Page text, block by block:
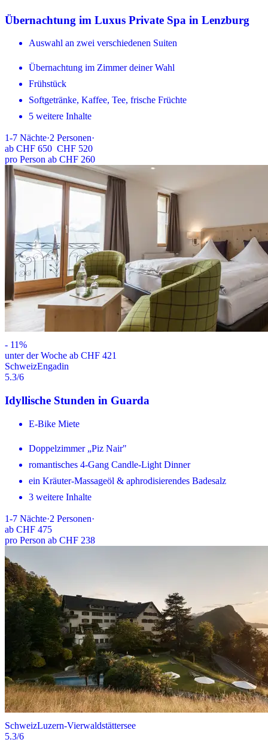
Übernachtung im Luxus Private Spa in Lenzburg
Auswahl an zwei verschiedenen Suiten
Übernachtung im Zimmer deiner Wahl
Frühstück
Softgetränke, Kaffee, Tee, frische Früchte
5 weitere Inhalte
1-7 Nächte·2 Personen·
ab CHF 650 CHF 520
pro Person ab CHF 260
- 11%
unter der Woche ab CHF 421
SchweizEngadin
5.3/6
Idyllische Stunden in Guarda
E-Bike Miete
Doppelzimmer „Piz Nair"
romantisches 4-Gang Candle-Light Dinner
ein Kräuter-Massageöl & aphrodisierendes Badesalz
3 weitere Inhalte
1-7 Nächte·2 Personen·
ab CHF 475
pro Person ab CHF 238
SchweizLuzern-Vierwaldstättersee
5.3/6